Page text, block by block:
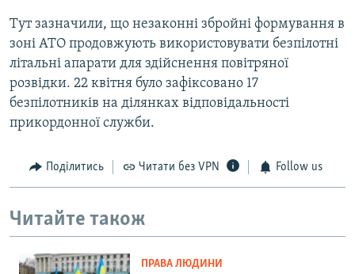
Тут зазначили, що незаконні збройні формування в
зоні АТО продовжують використовувати безпілотні
літальні апарати для здійснення повітряної
розвідки. 22 квітня було зафіксовано 17
безпілотників на ділянках відповідальності
прикордонної служби.
Поділитись Читати без VPN Follow us
Читайте також
ПРАВА ЛЮДИНИ